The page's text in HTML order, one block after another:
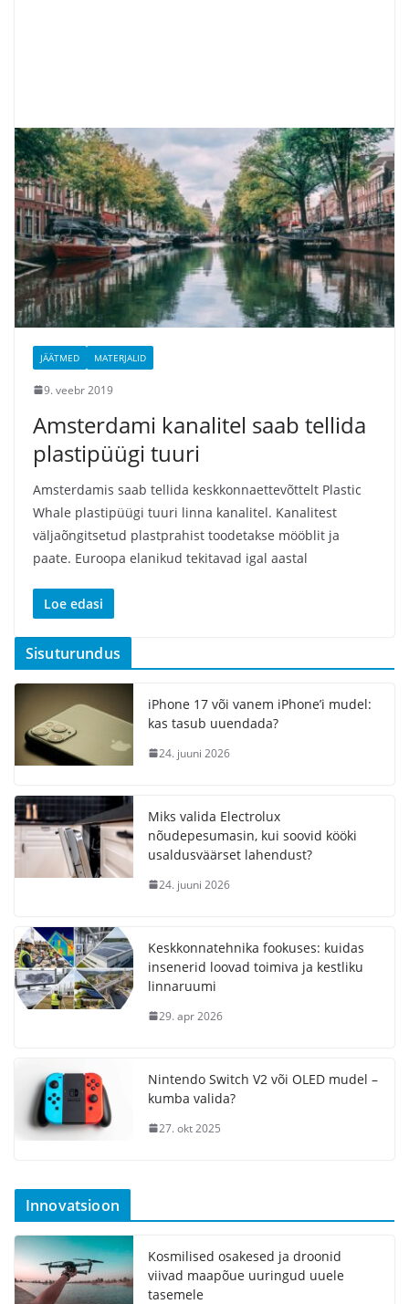
JÄÄTMED MATERJALID
9. veebr 2019
Amsterdami kanalitel saab tellida
plastipüügi tuuri
Amsterdamis saab tellida keskkonnaettevõttelt Plastic
Whale plastipüügi tuuri linna kanalitel. Kanalitest
väljaõngitsetud plastprahist toodetakse mööblit ja
paate. Euroopa elanikud tekitavad igal aastal
Loe edasi
Sisuturundus
iPhone 17 või vanem iPhone’i mudel:
kas tasub uuendada?
24. juuni 2026
Miks valida Electrolux
nõudepesumasin, kui soovid kööki
usaldusväärset lahendust?
24. juuni 2026
Keskkonnatehnika fookuses: kuidas
insenerid loovad toimiva ja kestliku
linnaruumi
29. apr 2026
Nintendo Switch V2 või OLED mudel –
kumba valida?
27. okt 2025
Innovatsioon
Kosmilised osakesed ja droonid
viivad maapõue uuringud uuele
tasemele